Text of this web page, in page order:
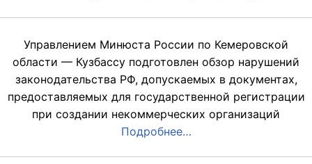
Управлением Минюста России по Кемеровской
области — Кузбассу подготовлен обзор нарушений
законодательства РФ, допускаемых в документах,
предоставляемых для государственной регистрации
при создании некоммерческих организаций
Подробнее…